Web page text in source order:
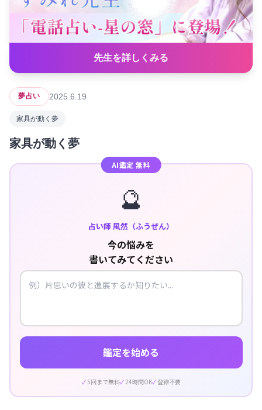
先生を詳しくみる
夢占い 2025.6.19
家具が動く夢
家具が動く夢
AI鑑定 無料
🔮
占い師 風然（ふうぜん）
今の悩みを
書いてみてください
鑑定を始める
5回まで無料 24時間OK 登録不要